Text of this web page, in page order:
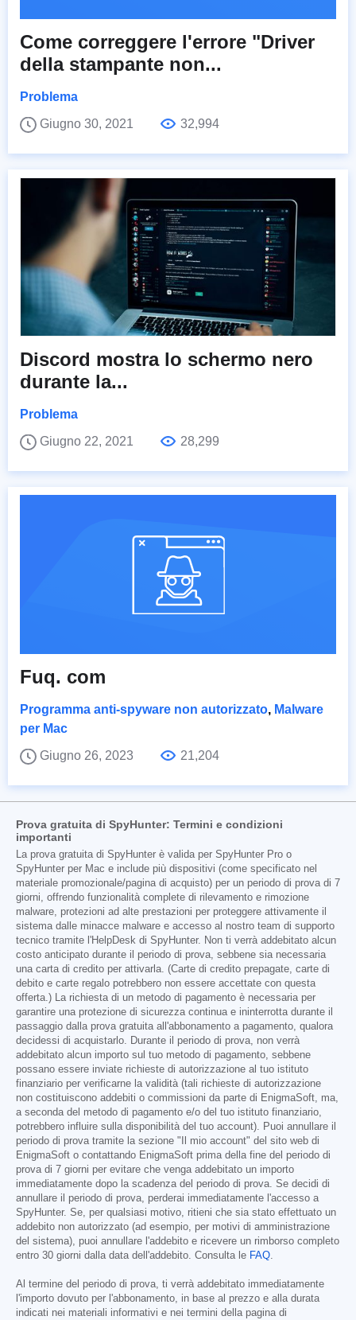
Come correggere l'errore "Driver
della stampante non...
Problema
Giugno 30, 2021
32,994
Discord mostra lo schermo nero
durante la...
Problema
Giugno 22, 2021
28,299
Fuq. com
Programma anti-spyware non autorizzato, Malware
per Mac
Giugno 26, 2023
21,204
Prova gratuita di SpyHunter: Termini e condizioni
importanti
La prova gratuita di SpyHunter è valida per SpyHunter Pro o
SpyHunter per Mac e include più dispositivi (come specificato nel
materiale promozionale/pagina di acquisto) per un periodo di prova di 7
giorni, offrendo funzionalità complete di rilevamento e rimozione
malware, protezioni ad alte prestazioni per proteggere attivamente il
sistema dalle minacce malware e accesso al nostro team di supporto
tecnico tramite l'HelpDesk di SpyHunter. Non ti verrà addebitato alcun
costo anticipato durante il periodo di prova, sebbene sia necessaria
una carta di credito per attivarla. (Carte di credito prepagate, carte di
debito e carte regalo potrebbero non essere accettate con questa
offerta.) La richiesta di un metodo di pagamento è necessaria per
garantire una protezione di sicurezza continua e ininterrotta durante il
passaggio dalla prova gratuita all'abbonamento a pagamento, qualora
decidessi di acquistarlo. Durante il periodo di prova, non verrà
addebitato alcun importo sul tuo metodo di pagamento, sebbene
possano essere inviate richieste di autorizzazione al tuo istituto
finanziario per verificarne la validità (tali richieste di autorizzazione
non costituiscono addebiti o commissioni da parte di EnigmaSoft, ma,
a seconda del metodo di pagamento e/o del tuo istituto finanziario,
potrebbero influire sulla disponibilità del tuo account). Puoi annullare il
periodo di prova tramite la sezione "Il mio account" del sito web di
EnigmaSoft o contattando EnigmaSoft prima della fine del periodo di
prova di 7 giorni per evitare che venga addebitato un importo
immediatamente dopo la scadenza del periodo di prova. Se decidi di
annullare il periodo di prova, perderai immediatamente l'accesso a
SpyHunter. Se, per qualsiasi motivo, ritieni che sia stato effettuato un
addebito non autorizzato (ad esempio, per motivi di amministrazione
del sistema), puoi annullare l'addebito e ricevere un rimborso completo
entro 30 giorni dalla data dell'addebito. Consulta le FAQ
Al termine del periodo di prova, ti verrà addebitato immediatamente
l'importo dovuto per l'abbonamento, in base al prezzo e alla durata
indicati nei materiali informativi e nei termini della pagina di